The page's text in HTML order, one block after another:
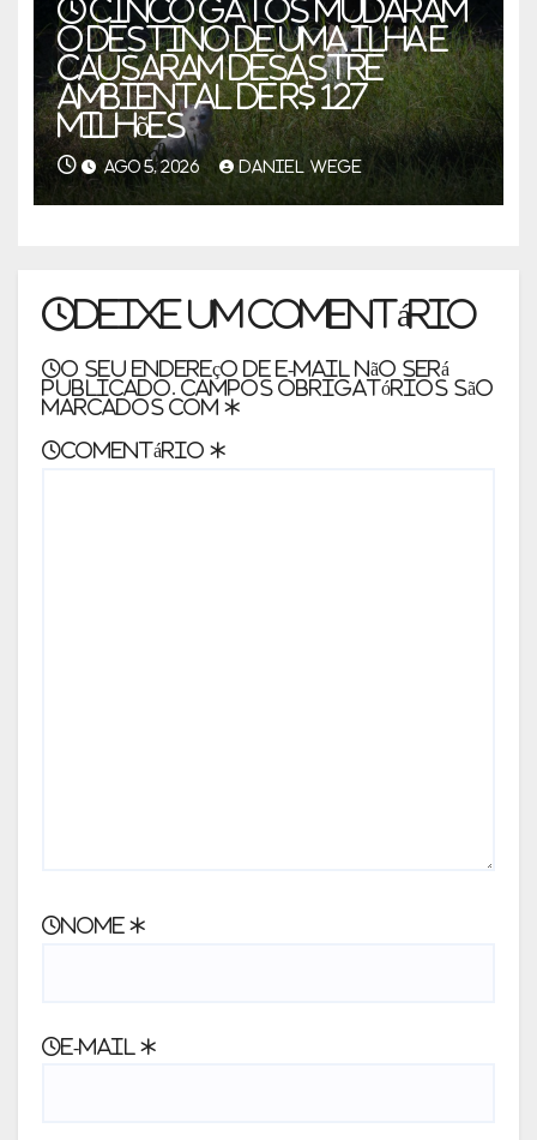
Cinco gatos mudaram
o destino de uma ilha e
causaram desastre
ambiental de R$ 127
milhões
AGO 5, 2026 DANIEL WEGE
Deixe um comentário
O seu endereço de e-mail não será
publicado. Campos obrigatórios são
marcados com *
Comentário *
Nome *
E-mail *